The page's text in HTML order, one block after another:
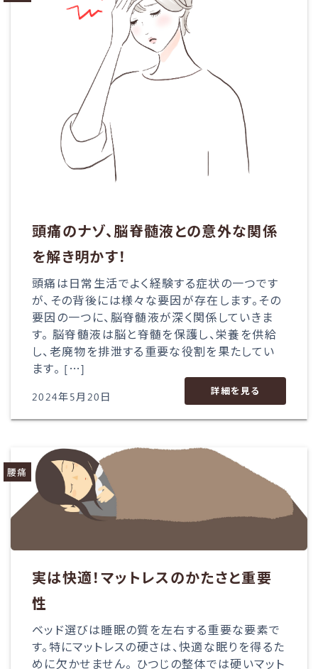
頭痛のナゾ、脳脊髄液との意外な関係
を解き明かす！
頭痛は日常生活でよく経験する症状の一つです
が、その背後には様々な要因が存在します。その
要因の一つに、脳脊髄液が深く関係していきま
す。 脳脊髄液は脳と脊髄を保護し、栄養を供給
し、老廃物を排泄する重要な役割を果たしてい
ます。 […]
2024年5月20日 詳細を見る
実は快適！マットレスのかたさと重要
性
ベッド選びは睡眠の質を左右する重要な要素で
す。特にマットレスの硬さは、快適な眠りを得るた
めに欠かせません。 ひつじの整体では硬いマット
腰痛